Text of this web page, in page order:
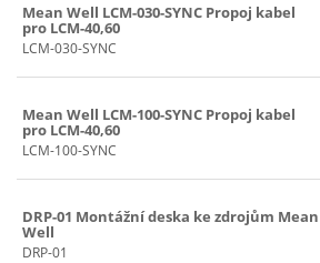
Mean Well LCM-030-SYNC Propoj kabel
pro LCM-40,60
LCM-030-SYNC
Mean Well LCM-100-SYNC Propoj kabel
pro LCM-40,60
LCM-100-SYNC
DRP-01 Montážní deska ke zdrojům Mean
Well
DRP-01